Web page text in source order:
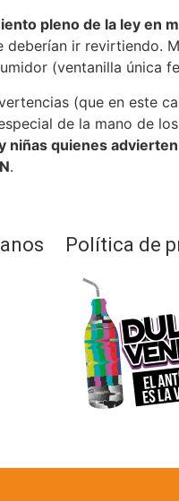
pleno de la ley en
deberían ir revirtiendo.
(ventanilla única
(que en este
de la mano de
niñas quienes
.
Política de